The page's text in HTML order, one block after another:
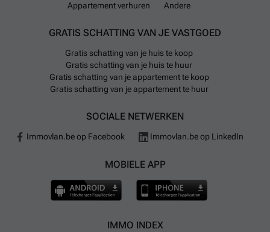
Appartement verhuren
Andere
GRATIS SCHATTING VAN JE VASTGOED
Gratis schatting van je huis te koop
Gratis schatting van je huis te huur
Gratis schatting van je appartement te koop
Gratis schatting van je appartement te huur
SOCIALE NETWERKEN
Immovlan.be op Facebook Immovlan.be op LinkedIn
MOBIELE APP
IMMO INDEX